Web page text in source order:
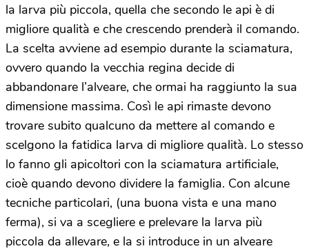
la larva più piccola, quella che secondo le api è di
migliore qualità e che crescendo prenderà il comando.
La scelta avviene ad esempio durante la sciamatura,
ovvero quando la vecchia regina decide di
abbandonare l’alveare, che ormai ha raggiunto la sua
dimensione massima. Così le api rimaste devono
trovare subito qualcuno da mettere al comando e
scelgono la fatidica larva di migliore qualità. Lo stesso
lo fanno gli apicoltori con la sciamatura artificiale,
cioè quando devono dividere la famiglia. Con alcune
tecniche particolari, (una buona vista e una mano
ferma), si va a scegliere e prelevare la larva più
piccola da allevare, e la si introduce in un alveare